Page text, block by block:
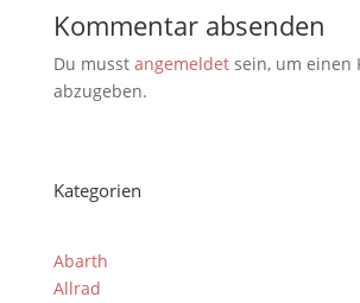
Kommentar absenden
Du musst angemeldetsein, um einen
abzugeben.
Kategorien
Abarth
Allrad